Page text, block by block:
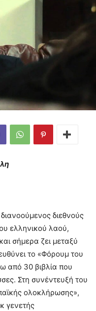
διεθνούς
ελληνικού λαού,
σήμερα ζει μεταξύ
το «Φόρουμ του
από 30 βιβλία που
Στη συνέντευξή του
ολοκλήρωσης»,
γενετής